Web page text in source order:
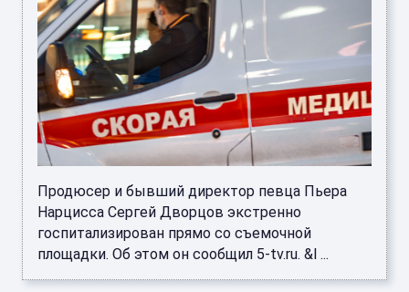
Продюсер и бывший директор певца Пьера
Нарцисса Сергей Дворцов экстренно
госпитализирован прямо со съемочной
площадки. Об этом он сообщил 5-tv.ru. &l ...